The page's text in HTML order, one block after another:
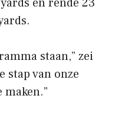
staan,” zei
stap van onze